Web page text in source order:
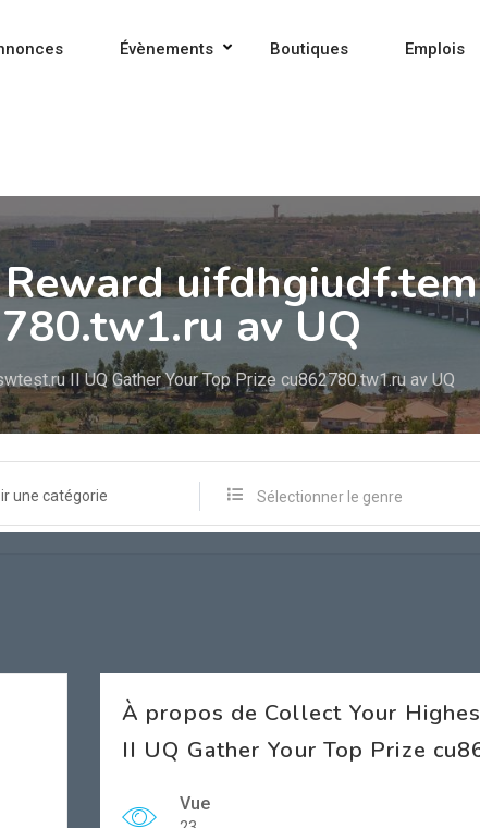
Évènements Boutiques Emplois
av UQ
II UQ Gather Your Top Prize cu862780.tw1.ru av UQ
une catégorie Sélectionner le genre
À propos de Collect Your
II UQ Gather Your Top Prize
Vue